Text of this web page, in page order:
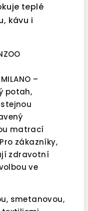
teplé
kávu i
–
potah,
matrací
zákazníky,
zdravotní
ve
smetanovou,